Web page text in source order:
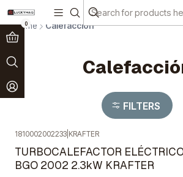
0
Paga en 3 cuotas sin interés!
Home Calefacción
FILTERS
Agotado
1810002002233 KRAFTER
TURBOCALEFACTOR
BGO 2002 2.3kW KRAFTER